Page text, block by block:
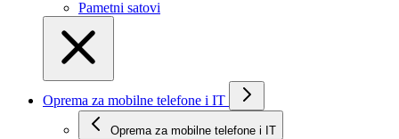
Pametni satovi
Oprema za mobilne telefone i IT
Oprema za mobilne telefone i IT